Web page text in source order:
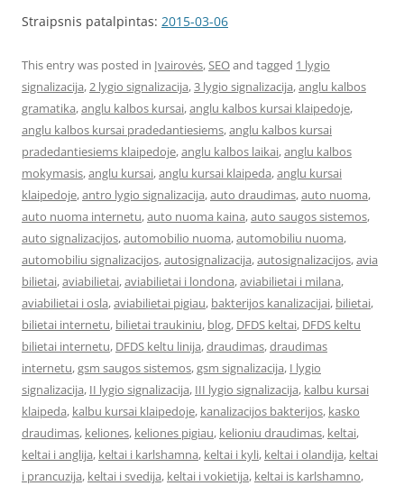
Straipsnis patalpintas: 2015-03-06
This entry was posted in Įvairovės,SEOand tagged 1 lygio
signalizacija,2 lygio signalizacija,3 lygio signalizacija,anglu kalbos
gramatika,anglu kalbos kursai,anglu kalbos kursai klaipedoje,
anglu kalbos kursai pradedantiesiems,anglu kalbos kursai
pradedantiesiems klaipedoje,anglu kalbos laikai,anglu kalbos
mokymasis,anglu kursai,anglu kursai klaipeda,anglu kursai
klaipedoje,antro lygio signalizacija,auto draudimas,auto nuoma,
auto nuoma internetu,auto nuoma kaina,auto saugos sistemos,
auto signalizacijos,automobilio nuoma,automobiliu nuoma,
automobiliu signalizacijos,autosignalizacija,autosignalizacijos,avia
bilietai,aviabilietai,aviabilietai i londona,aviabilietai i milana,
aviabilietai i osla,aviabilietai pigiau, bakterijos kanalizacijai, bilietai,
bilietai internetu, bilietai traukiniu, blog, DFDS keltai, DFDS keltu
bilietai internetu, DFDS keltu linija,draudimas,draudimas
internetu,gsm saugos sistemos,gsm signalizacija, I lygio
signalizacija, II lygio signalizacija, III lygio signalizacija, kalbu kursai
klaipeda, kalbu kursai klaipedoje, kanalizacijos bakterijos, kasko
draudimas, keliones, keliones pigiau, kelioniu draudimas, keltai,
keltai i anglija, keltai i karlshamna, keltai i kyli, keltai i olandija, keltai
i prancuzija, keltai i svedija, keltai i vokietija, keltai is karlshamno,